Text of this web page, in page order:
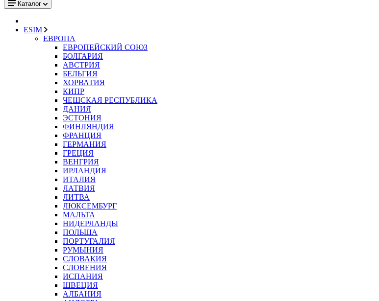
Каталог
ESIM
ЕВРОПА
ЕВРОПЕЙСКИЙ СОЮЗ
БОЛГАРИЯ
АВСТРИЯ
БЕЛЬГИЯ
ХОРВАТИЯ
КИПР
ЧЕШСКАЯ РЕСПУБЛИКА
ДАНИЯ
ЭСТОНИЯ
ФИНЛЯНДИЯ
ФРАНЦИЯ
ГЕРМАНИЯ
ГРЕЦИЯ
ВЕНГРИЯ
ИРЛАНДИЯ
ИТАЛИЯ
ЛАТВИЯ
ЛИТВА
ЛЮКСЕМБУРГ
МАЛЬТА
НИДЕРЛАНДЫ
ПОЛЬША
ПОРТУГАЛИЯ
РУМЫНИЯ
СЛОВАКИЯ
СЛОВЕНИЯ
ИСПАНИЯ
ШВЕЦИЯ
АЛБАНИЯ